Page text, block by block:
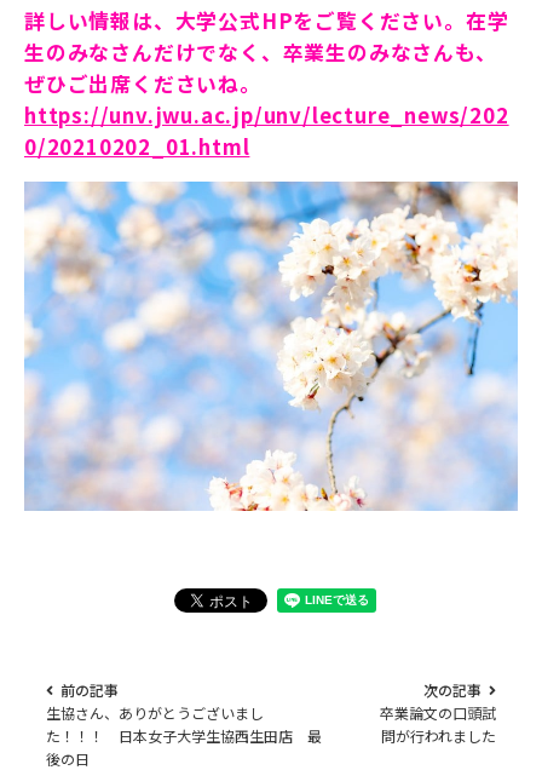
詳しい情報は、大学公式HPをご覧ください。在学
生のみなさんだけでなく、卒業生のみなさんも、
ぜひご出席くださいね。
https://unv.jwu.ac.jp/unv/lecture_news/202
0/20210202_01.html
前の記事
生協さん、ありがとうございまし
た！！！ 日本女子大学生協西生田店 最
後の日
次の記事
卒業論文の口頭試
問が行われました